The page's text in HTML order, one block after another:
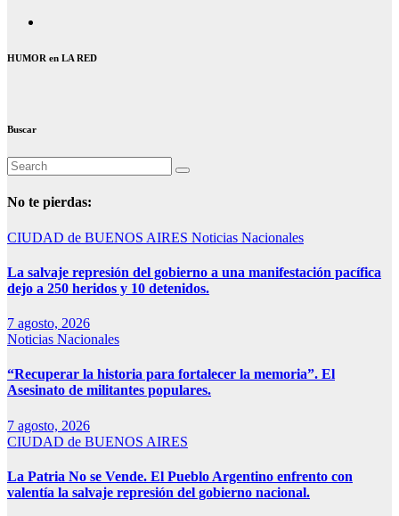
HUMOR en LA RED
Buscar
No te pierdas:
CIUDAD de BUENOS AIRES Noticias Nacionales
La salvaje represión del gobierno a una manifestación pacífica
dejo a 250 heridos y 10 detenidos.
7 agosto, 2026
Noticias Nacionales
“Recuperar la historia para fortalecer la memoria”. El
Asesinato de militantes populares.
7 agosto, 2026
CIUDAD de BUENOS AIRES
La Patria No se Vende. El Pueblo Argentino enfrento con
valentía la salvaje represión del gobierno nacional.